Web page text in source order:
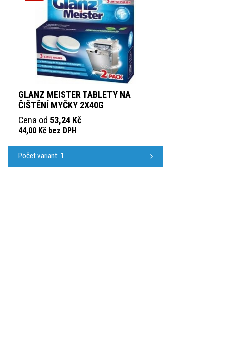
GLANZ MEISTER TABLETY NA
ČIŠTĚNÍ MYČKY 2X40G
Cena od 53,24 Kč
44,00 Kč bez DPH
Počet variant: 1